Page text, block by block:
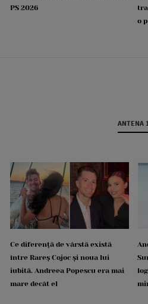
PS 2026
o
ANTENA 1
Ce diferență de vârstă există
între Rareș Cojoc și noua lui
iubită. Andreea Popescu era mai
mare decât el